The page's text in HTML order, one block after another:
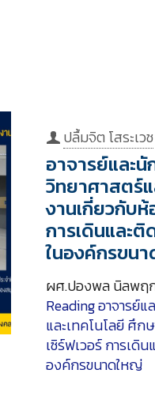
ปลื้มจิต โสระเวช
อาจารย์และ
วิทยาศาสตร์
งานเกี่ยวกับห้
การเดินและ
ในองค์กรขน
ผศ.ปองพล นิลพฤ
Readingอาจารย์
และเทคโนโลยี ศึก
เซิร์ฟเวอร์ การเดิ
องค์กรขนาดใหญ่